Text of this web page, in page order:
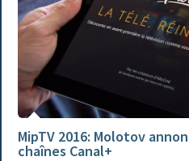
MipTV 2016: Molotov
chaînes Canal+